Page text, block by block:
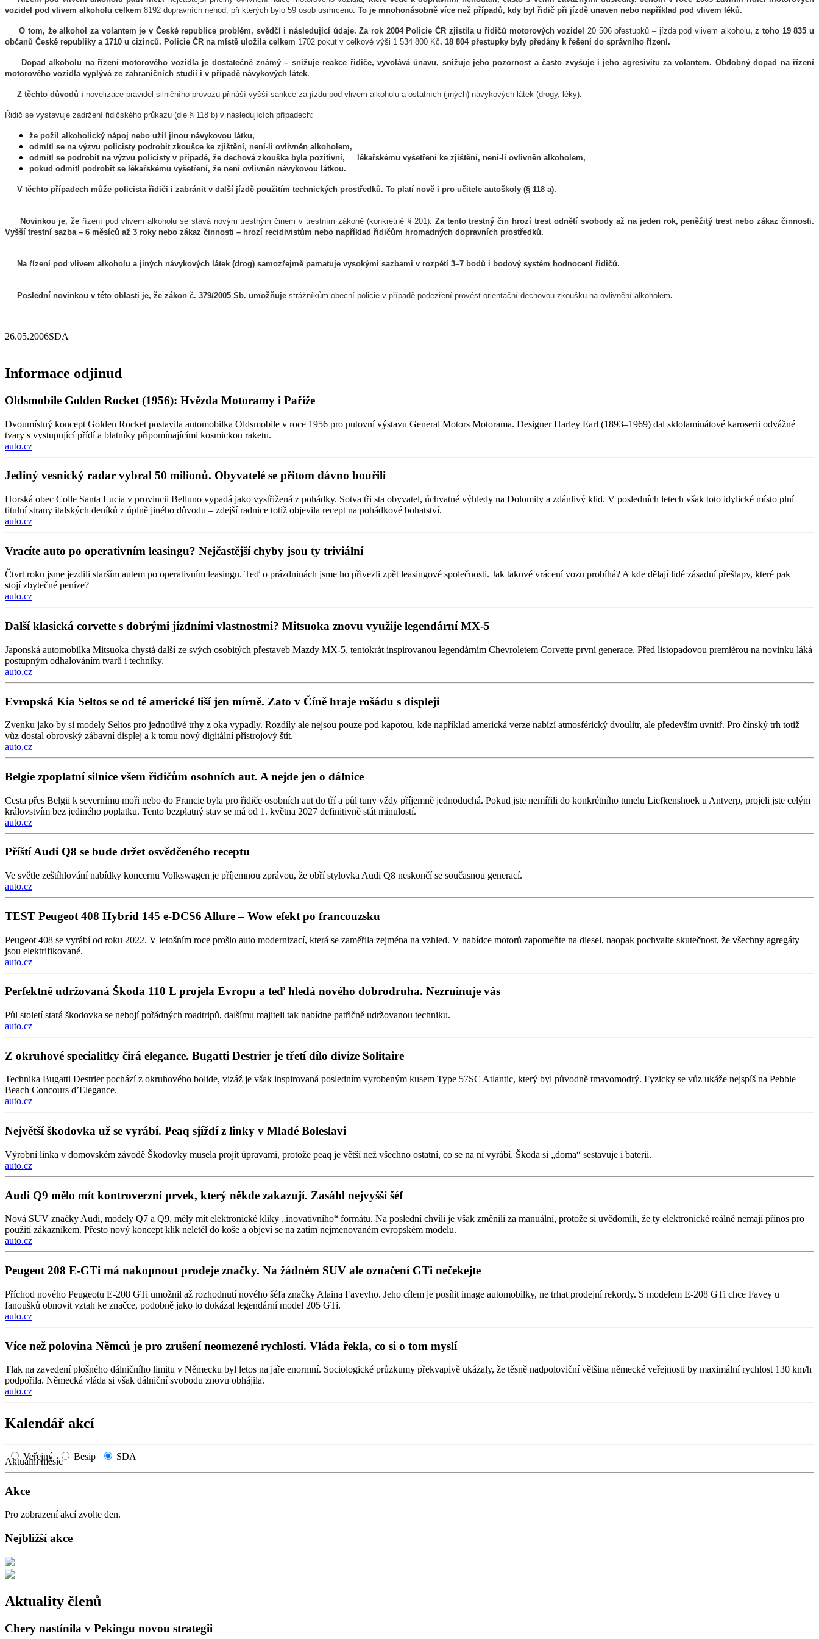
vozidel pod vlivem alkoholu celkem 8192 dopravních nehod, při kterých bylo 59 osob usmrceno. To je mnohonásobně více než případů, kdy byl řidič při jízdě unaven nebo například pod vlivem léků.
O tom, že alkohol za volantem je v České republice problém, svědčí i následující údaje. Za rok 2004 Policie ČR zjistila u řidičů motorových vozidel20 506 přestupků – jízda pod vlivem alkoholu, z toho 19 835 u
občanů České republiky a 1710 u cizinců. Policie ČR na místě uložila celkem 1702 pokut v celkové výši 1 534 800 Kč. 18 804 přestupky byly předány k řešení do správního řízení.
Dopad alkoholu na řízení motorového vozidla je dostatečně známý – snižuje reakce řidiče, vyvolává únavu, snižuje jeho pozornost a často zvyšuje i jeho agresivitu za volantem. Obdobný dopad na řízení
motorového vozidla vyplývá ze zahraničních studií i v případě návykových látek.
Z těchto důvodů i novelizace pravidel silničního provozu přináší vyšší sankce za jízdu pod vlivem alkoholu a ostatních (jiných) návykových látek (drogy, léky).
Řidič se vystavuje zadržení řidičského průkazu (dle § 118 b) v následujících případech:
že požil alkoholický nápoj nebo užil jinou návykovou látku,
odmítl se na výzvu policisty podrobit zkoušce ke zjištění, není-li ovlivněn alkoholem,
odmítl se podrobit na výzvu policisty v případě, že dechová zkouška byla pozitivní,
lékařskému vyšetření ke zjištění, není-li ovlivněn alkoholem,
pokud odmítl podrobit se lékařskému vyšetření, že není ovlivněn návykovou látkou.
V těchto případech může policista řidiči i zabránit v další jízdě použitím technických prostředků. To platí nově i pro učitele autoškoly (§ 118 a).
Novinkou je, žeřízení pod vlivem alkoholu se stává novým trestným činem v trestním zákoně (konkrétně § 201). Za tento trestný čin hrozí trest odnětí svobody až na jeden rok, peněžitý trest nebo zákaz činnosti.
Vyšší trestní sazba – 6 měsíců až 3 roky nebo zákaz činnosti – hrozí recidivistům nebo například řidičům hromadných dopravních prostředků.
Na řízení pod vlivem alkoholu a jiných návykových látek (drog) samozřejmě pamatuje vysokými sazbami v rozpětí 3–7 bodů i bodový systém hodnocení řidičů.
Poslední novinkou v této oblasti je, že zákon č. 379/2005 Sb. umožňuje strážníkům obecní policie v případě podezření provést orientační dechovou zkoušku na ovlivnění alkoholem.
26.05.2006SDA
Informace odjinud
Oldsmobile Golden Rocket (1956): Hvězda Motoramy i Paříže
Dvoumístný koncept Golden Rocket postavila automobilka Oldsmobile v roce 1956 pro putovní výstavu General Motors Motorama. Designer Harley Earl (1893–1969) dal sklolaminátové karoserii odvážné
tvary s vystupující přídí a blatníky připomínajícími kosmickou raketu.
auto.cz
Jediný vesnický radar vybral 50 milionů. Obyvatelé se přitom dávno bouřili
Horská obec Colle Santa Lucia v provincii Belluno vypadá jako vystřižená z pohádky. Sotva tři sta obyvatel, úchvatné výhledy na Dolomity a zdánlivý klid. V posledních letech však toto idylické místo plní
titulní strany italských deníků z úplně jiného důvodu – zdejší radnice totiž objevila recept na pohádkové bohatství.
auto.cz
Vracíte auto po operativním leasingu? Nejčastější chyby jsou ty triviální
Čtvrt roku jsme jezdili starším autem po operativním leasingu. Teď o prázdninách jsme ho přivezli zpět leasingové společnosti. Jak takové vrácení vozu probíhá? A kde dělají lidé zásadní přešlapy, které pak
stojí zbytečné peníze?
auto.cz
Další klasická corvette s dobrými jízdními vlastnostmi? Mitsuoka znovu využije legendární MX-5
Japonská automobilka Mitsuoka chystá další ze svých osobitých přestaveb Mazdy MX-5, tentokrát inspirovanou legendárním Chevroletem Corvette první generace. Před listopadovou premiérou na novinku láká
postupným odhalováním tvarů i techniky.
auto.cz
Evropská Kia Seltos se od té americké liší jen mírně. Zato v Číně hraje rošádu s displeji
Zvenku jako by si modely Seltos pro jednotlivé trhy z oka vypadly. Rozdíly ale nejsou pouze pod kapotou, kde například americká verze nabízí atmosférický dvoulitr, ale především uvnitř. Pro čínský trh totiž
vůz dostal obrovský zábavní displej a k tomu nový digitální přístrojový štít.
auto.cz
Belgie zpoplatní silnice všem řidičům osobních aut. A nejde jen o dálnice
Cesta přes Belgii k severnímu moři nebo do Francie byla pro řidiče osobních aut do tří a půl tuny vždy příjemně jednoduchá. Pokud jste nemířili do konkrétního tunelu Liefkenshoek u Antverp, projeli jste celým
královstvím bez jediného poplatku. Tento bezplatný stav se má od 1. května 2027 definitivně stát minulostí.
auto.cz
Příští Audi Q8 se bude držet osvědčeného receptu
Ve světle zeštíhlování nabídky koncernu Volkswagen je příjemnou zprávou, že obří stylovka Audi Q8 neskončí se současnou generací.
auto.cz
TEST Peugeot 408 Hybrid 145 e-DCS6 Allure – Wow efekt po francouzsku
Peugeot 408 se vyrábí od roku 2022. V letošním roce prošlo auto modernizací, která se zaměřila zejména na vzhled. V nabídce motorů zapomeňte na diesel, naopak pochvalte skutečnost, že všechny agregáty
jsou elektrifikované.
auto.cz
Perfektně udržovaná Škoda 110 L projela Evropu a teď hledá nového dobrodruha. Nezruinuje vás
Půl století stará škodovka se nebojí pořádných roadtripů, dalšímu majiteli tak nabídne patřičně udržovanou techniku.
auto.cz
Z okruhové specialitky čirá elegance. Bugatti Destrier je třetí dílo divize Solitaire
Technika Bugatti Destrier pochází z okruhového bolide, vizáž je však inspirovaná posledním vyrobeným kusem Type 57SC Atlantic, který byl původně tmavomodrý. Fyzicky se vůz ukáže nejspíš na Pebble
Beach Concours d’Elegance.
auto.cz
Největší škodovka už se vyrábí. Peaq sjíždí z linky v Mladé Boleslavi
Výrobní linka v domovském závodě Škodovky musela projít úpravami, protože peaq je větší než všechno ostatní, co se na ní vyrábí. Škoda si „doma“ sestavuje i baterii.
auto.cz
Audi Q9 mělo mít kontroverzní prvek, který někde zakazují. Zasáhl nejvyšší šéf
Nová SUV značky Audi, modely Q7 a Q9, měly mít elektronické kliky „inovativního“ formátu. Na poslední chvíli je však změnili za manuální, protože si uvědomili, že ty elektronické reálně nemají přínos pro
použití zákazníkem. Přesto nový koncept klik neletěl do koše a objeví se na zatím nejmenovaném evropském modelu.
auto.cz
Peugeot 208 E-GTi má nakopnout prodeje značky. Na žádném SUV ale označení GTi nečekejte
Příchod nového Peugeotu E-208 GTi umožnil až rozhodnutí nového šéfa značky Alaina Faveyho. Jeho cílem je posílit image automobilky, ne trhat prodejní rekordy. S modelem E-208 GTi chce Favey u
fanoušků obnovit vztah ke značce, podobně jako to dokázal legendární model 205 GTi.
auto.cz
Více než polovina Němců je pro zrušení neomezené rychlosti. Vláda řekla, co si o tom myslí
Tlak na zavedení plošného dálničního limitu v Německu byl letos na jaře enormní. Sociologické průzkumy překvapivě ukázaly, že těsně nadpoloviční většina německé veřejnosti by maximální rychlost 130 km/h
podpořila. Německá vláda si však dálniční svobodu znovu obhájila.
auto.cz
Kalendář akcí
Veřejný Besip SDA
Aktuální měsíc
Akce
Pro zobrazení akcí zvolte den.
Nejbližší akce
Aktuality členů
Chery nastínila v Pekingu novou strategii